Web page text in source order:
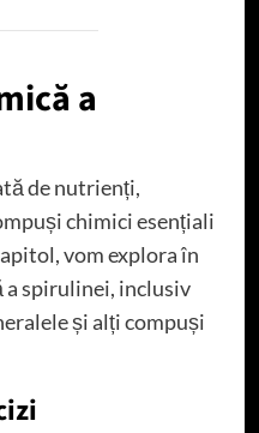
a
de nutrienți,
chimici esențiali
vom explora în
spirulinei, inclusiv
și alți compuși